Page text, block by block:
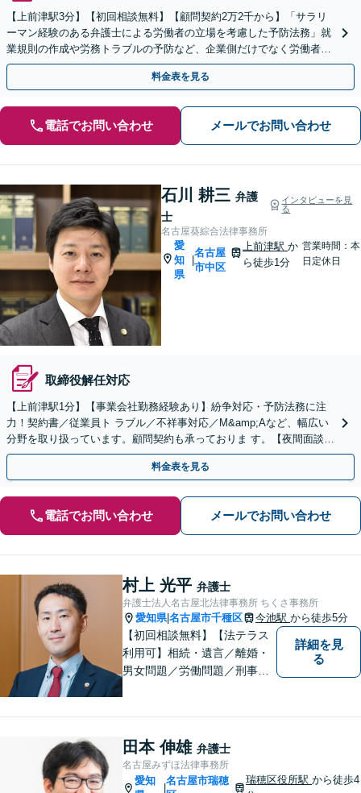
【上前津駅3分】【初回相談無料】【顧問契約2万2千から】「サラリ
ーマン経験のある弁護士による労働者の立場を考慮した予防法務」就
業規則の作成や労務トラブルの予防など、企業側だけでなく労働者の
視点も大切にしたバランスよい法務サポートを提供します
料金表を見る
電話でお問い合わせ メールでお問い合わせ
石川 耕三 弁護
士
インタビューを見
る
名古屋葵綜合法律事務所
愛
知
県
|
名古屋
市中区
上前津駅か
ら徒歩1分
営業時間：本
日定休日
取締役解任対応
【上前津駅1分】【事業会社勤務経験あり】紛争対応・予防法務に注
力！契約書／従業員ト ラブル／不祥事対応／M&amp;Aなど、幅広い
分野を取り扱っています。顧問契約も承っておりま す。【夜間面談可
能】【オンライン相談可能】
料金表を見る
電話でお問い合わせ メールでお問い合わせ
村上 光平 弁護士
弁護士法人名古屋北法律事務所 ちくさ事務所
愛知県|名古屋市千種区 今池駅 から徒歩5分
【初回相談無料】【法テラス
利用可】相続・遺言／離婚・
男女問題／労働問題／刑事事
ご提供。小さなお困り事でも
構いません【夜間・休日面
談】【完全個室】【今池駅3
詳細を見
る
田本 伸雄 弁護士
名古屋みずほ法律事務所
愛知
名古屋市瑞穂
瑞穂区役所駅から徒歩4